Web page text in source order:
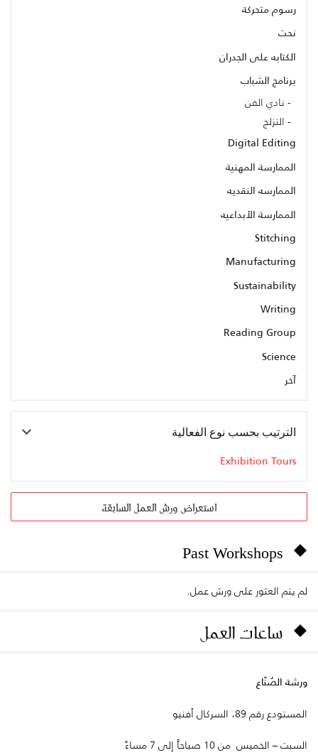
رسوم متحركة
نحت
الكتابه على الجدران
برنامج الشباب
نادي الفن
التزلج
Digital Editing
الممارسة المهنية
الممارسه النقديه
الممارسة الأبداعيه
Stitching
Manufacturing
Sustainability
Writing
Reading Group
Science
آخر
الترتيب بحسب نوع الفعالية
Exhibition Tours
استعراض ورش العمل السابقة
Past Workshops
لم يتم العثور على ورش عمل.
ساعات العمل
ورشة الصُنّاع
المستودع رقم 89، السركال أفنيو
السبت – الخميس من 10 صباحاً إلى 7 مساءً